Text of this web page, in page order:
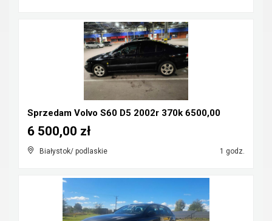
Sprzedam Volvo S60 D5 2002r 370k 6500,00
Białystok/ podlaskie 1 godz.
6 500,00 zł